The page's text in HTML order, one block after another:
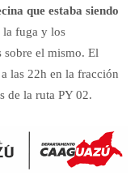
que estaba siendo
la fuga y los
sobre el mismo. El
las 22h en la fracción
de la ruta PY 02.